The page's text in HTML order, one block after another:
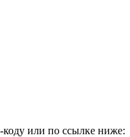
коду или по ссылке ниже: